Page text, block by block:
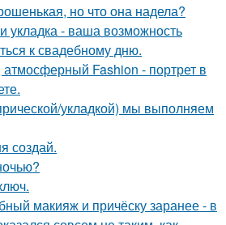
но что она надела?
укладка - ваша возможность
к свадебному дню.
Fashion - портрет в
укладкой) мы выполняем
создай.
макияж и причёску заранее - в